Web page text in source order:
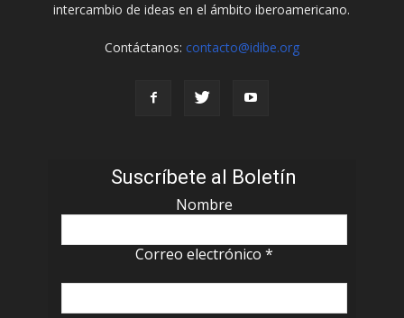
intercambio de ideas en el ámbito iberoamericano.
Contáctanos: contacto@idibe.org
Suscríbete al Boletín
Nombre
Correo electrónico *